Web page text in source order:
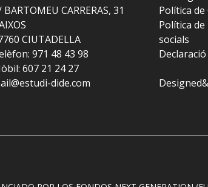
BARTOMEU CARRERAS, 31
CIUTADELLA
971 48 43 98
607 21 24 27
dide.com
Política de
Política
socials